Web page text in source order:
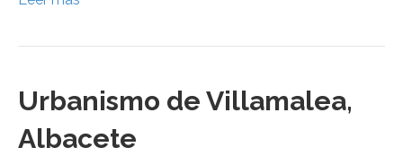
Urbanismo de Villamalea,
Albacete